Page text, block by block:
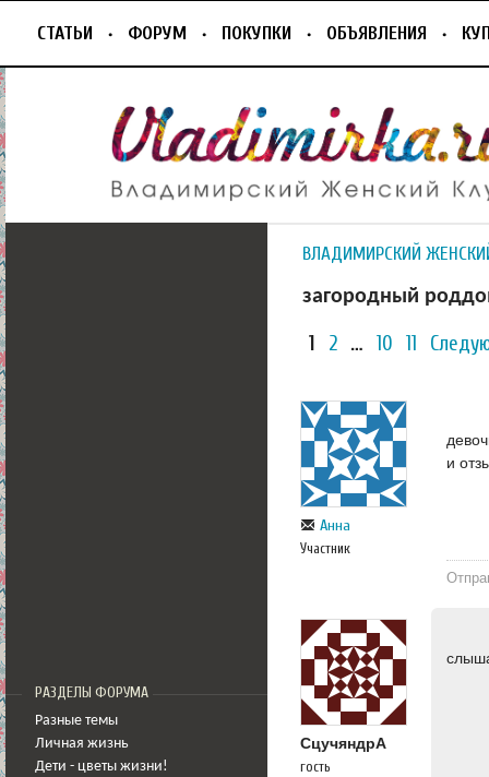
СТАТЬИ ФОРУМ ПОКУПКИ ОБЪЯВЛЕНИЯ
РАЗДЕЛЫ ФОРУМА
Разные темы
Личная жизнь
Дети - цветы жизни!
ВЛАДИМИРСКИЙ
загородный
1 2 … 10 11
Aнна
Участник
и
СцучяндрА
гость